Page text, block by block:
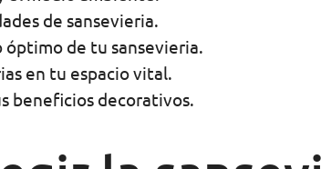
de sansevieria.
óptimo de tu sansevieria.
en tu espacio vital.
beneficios decorativos.